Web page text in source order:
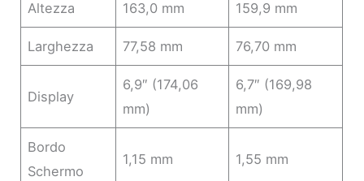
Altezza 163,0 mm 159,9 mm
Larghezza 77,58 mm 76,70 mm
Display
6,9″ (174,06
mm)
6,7″ (169,98
mm)
Bordo
Schermo
1,15 mm 1,55 mm